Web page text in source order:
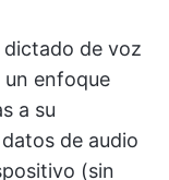
dictado de voz
un enfoque
a su
de audio
(sin